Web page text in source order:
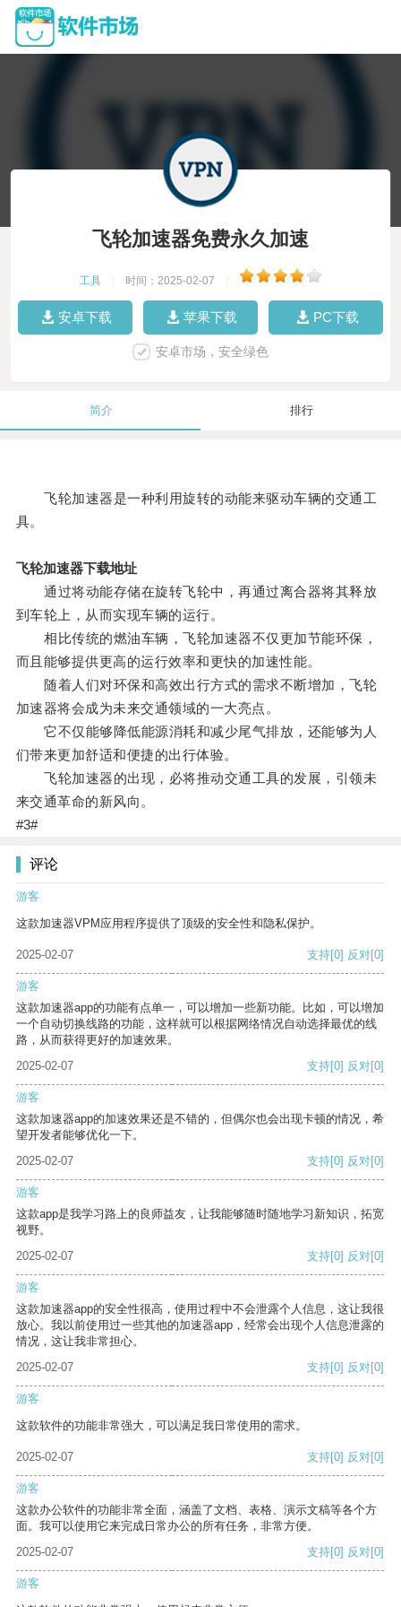
飞轮加速器免费永久加速
工具 时间：2025-02-07
安卓下载 苹果下载 PC下载
安卓市场，安全绿色
简介 排行
飞轮加速器是一种利用旋转的动能来驱动车辆的交通工
具。
飞轮加速器下载地址
通过将动能存储在旋转飞轮中，再通过离合器将其释放
到车轮上，从而实现车辆的运行。
相比传统的燃油车辆，飞轮加速器不仅更加节能环保，
而且能够提供更高的运行效率和更快的加速性能。
随着人们对环保和高效出行方式的需求不断增加，飞轮
加速器将会成为未来交通领域的一大亮点。
它不仅能够降低能源消耗和减少尾气排放，还能够为人
们带来更加舒适和便捷的出行体验。
飞轮加速器的出现，必将推动交通工具的发展，引领未
来交通革命的新风向。
#3#
评论
游客
这款加速器VPM应用程序提供了顶级的安全性和隐私保护。
2025-02-07 支持[0] 反对[0]
游客
这款加速器app的功能有点单一，可以增加一些新功能。比如，可以增加
一个自动切换线路的功能，这样就可以根据网络情况自动选择最优的线
路，从而获得更好的加速效果。
2025-02-07
支持[0] 反对[0]
游客
这款加速器app的加速效果还是不错的，但偶尔也会出现卡顿的情况，希
望开发者能够优化一下。
2025-02-07
支持[0] 反对[0]
游客
这款app是我学习路上的良师益友，让我能够随时随地学习新知识，拓宽
视野。
2025-02-07
支持[0] 反对[0]
游客
这款加速器app的安全性很高，使用过程中不会泄露个人信息，这让我很
放心。我以前使用过一些其他的加速器app，经常会出现个人信息泄露的
情况，这让我非常担心。
2025-02-07
支持[0] 反对[0]
游客
这款软件的功能非常强大，可以满足我日常使用的需求。
2025-02-07 支持[0] 反对[0]
游客
这款办公软件的功能非常全面，涵盖了文档、表格、演示文稿等各个方
面。我可以使用它来完成日常办公的所有任务，非常方便。
2025-02-07
支持[0] 反对[0]
游客